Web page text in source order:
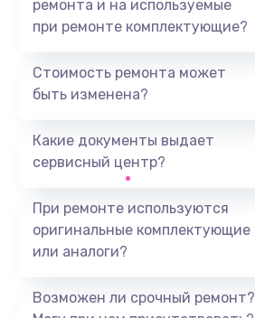
ремонта и на используемые
при ремонте комплектующие?
Стоимость ремонта может
быть изменена?
Какие документы выдает
сервисный центр?
При ремонте используются
оригинальные комплектующие
или аналоги?
Возможен ли срочный ремонт?